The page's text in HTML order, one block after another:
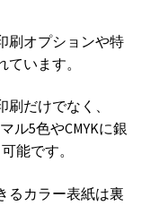
刷オプションや特
います。
だけでなく、
ル5色やCMYKに銀
能です。
るカラー表紙は裏